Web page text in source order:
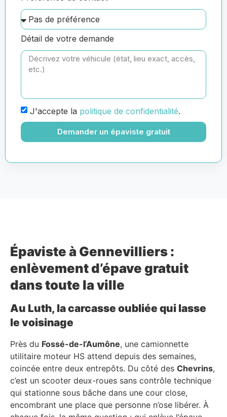
Détail de votre demande
J'accepte la politique de confidentialité.
Demander un épaviste gratuit
Épaviste à Gennevilliers :
enlèvement d’épave gratuit
dans toute la ville
Au Luth, la carcasse oubliée qui lasse
le voisinage
Près du Fossé-de-l’Aumône, une camionnette
utilitaire moteur HS attend depuis des semaines,
coincée entre deux entrepôts. Du côté des Chevrins,
c’est un scooter deux-roues sans contrôle technique
qui stationne sous bâche dans une cour close,
encombrant une place que personne n’ose libérer. À